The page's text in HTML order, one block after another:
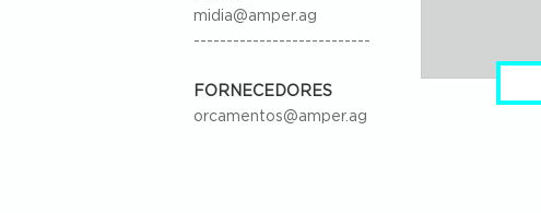
midia@amper.ag
---------------------------
FORNECEDORES
orcamentos@amper.ag